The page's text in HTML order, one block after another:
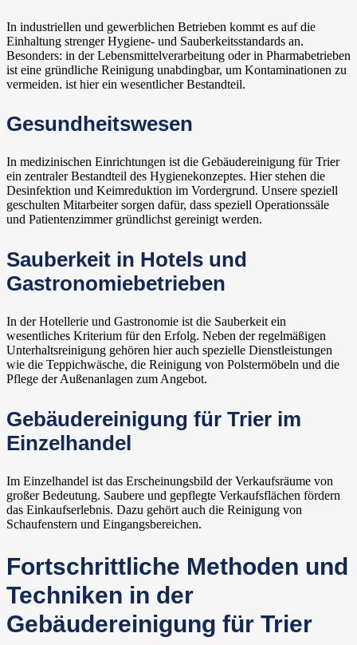
In industriellen und gewerblichen Betrieben kommt es auf die
Einhaltung strenger Hygiene- und Sauberkeitsstandards an.
Besonders: in der Lebensmittelverarbeitung oder in Pharmabetrieben
ist eine gründliche Reinigung unabdingbar, um Kontaminationen zu
vermeiden. ist hier ein wesentlicher Bestandteil.
Gesundheitswesen
In medizinischen Einrichtungen ist die Gebäudereinigung für Trier
ein zentraler Bestandteil des Hygienekonzeptes. Hier stehen die
Desinfektion und Keimreduktion im Vordergrund. Unsere speziell
geschulten Mitarbeiter sorgen dafür, dass speziell Operationssäle
und Patientenzimmer gründlichst gereinigt werden.
Sauberkeit in Hotels und
Gastronomiebetrieben
In der Hotellerie und Gastronomie ist die Sauberkeit ein
wesentliches Kriterium für den Erfolg. Neben der regelmäßigen
Unterhaltsreinigung gehören hier auch spezielle Dienstleistungen
wie die Teppichwäsche, die Reinigung von Polstermöbeln und die
Pflege der Außenanlagen zum Angebot.
Gebäudereinigung für Trier im
Einzelhandel
Im Einzelhandel ist das Erscheinungsbild der Verkaufsräume von
großer Bedeutung. Saubere und gepflegte Verkaufsflächen fördern
das Einkaufserlebnis. Dazu gehört auch die Reinigung von
Schaufenstern und Eingangsbereichen.
Fortschrittliche Methoden und
Techniken in der
Gebäudereinigung für Trier